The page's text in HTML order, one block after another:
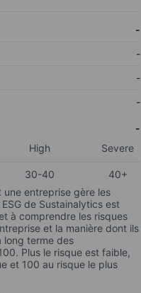
-
-
-
-
-
High Severe
30-40
40+
une entreprise gère les
de Sustainalytics est
à comprendre les risques
et la manière dont ils
long terme des
Plus le risque est faible,
et 100 au risque le plus